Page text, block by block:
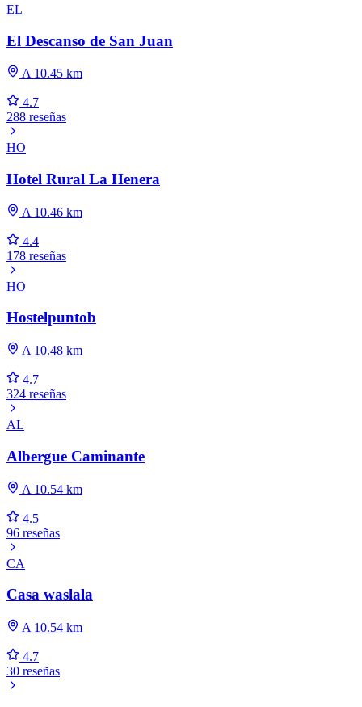
EL
El Descanso de San Juan
A 10.45 km
4.7
288 reseñas
HO
Hotel Rural La Henera
A 10.46 km
4.4
178 reseñas
HO
Hostelpuntob
A 10.48 km
4.7
324 reseñas
AL
Albergue Caminante
A 10.54 km
4.5
96 reseñas
CA
Casa waslala
A 10.54 km
4.7
30 reseñas